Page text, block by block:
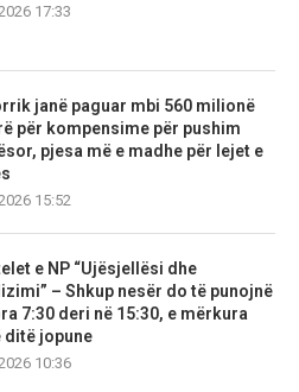
17:33
janë paguar mbi 560 milionë
për kompensime për pushim
pjesa më e madhe për lejet e
15:52
e NP “Ujësjellësi dhe
– Shkup nesër do të punojnë
7:30 deri në 15:30, e mërkura
ditë jopune
10:36